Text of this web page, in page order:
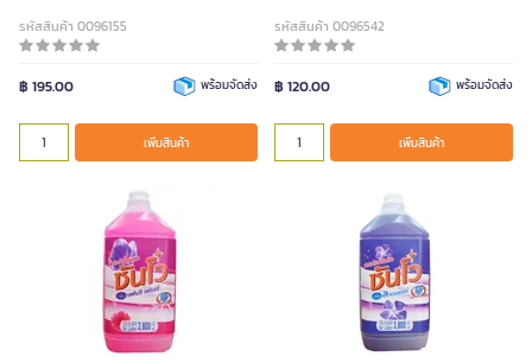
รหัสสินค้า 0096155
฿ 195.00 พร้อมจัดส่ง
เพิ่มสินค้า
รหัสสินค้า 0096542
฿ 120.00 พร้อมจัดส่ง
เพิ่มสินค้า